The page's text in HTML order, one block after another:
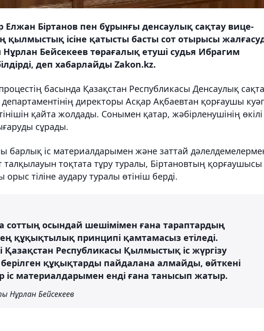
Елжан Біртанов пен бұрынғы денсаулық сақтау вице-
қылмыстық ісіне қатысты басты сот отырысы
Бейсекеев төрағалық етуші судья Ибрагим
деп хабарлайды Zakon.kz.
басында Қазақстан Республикасы Денсаулық
департаментінің директоры Асқар Ақбаевтан қорғаушы
қайта жолдады. Сонымен қатар, жәбірленушінің өкілі
сұрады.
барлық іс материалдарымен және заттай
талқылауын тоқтата тұру туралы, Біртановтың қорғаушысы
орыс тіліне аудару туралы өтініш берді.
соттың осындай шешімімен ғана тараптардың
құқықтылық принципі қамтамасыз етіледі.
Қазақстан Республикасы Қылмыстық іс жүргізу
берілген құқықтарды пайдалана алмайды, өйткені
іс материалдарымен енді ғана танысып жатыр.
Нұрлан Бейсекеев